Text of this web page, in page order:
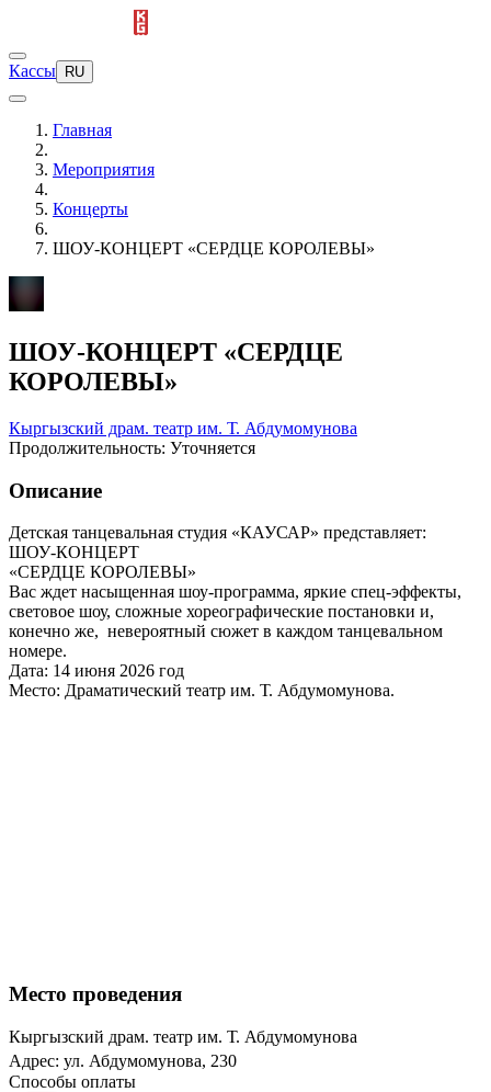
Кассы RU
Главная
Мероприятия
Концерты
ШОУ-КОНЦЕРТ «СЕРДЦЕ КОРОЛЕВЫ»
ШОУ-КОНЦЕРТ «СЕРДЦЕ
КОРОЛЕВЫ»
Кыргызский драм. театр им. Т. Абдумомунова
Продолжительность: Уточняется
Описание
Детская танцевальная студия «КАУСАР» представляет:
ШОУ-КОНЦЕРТ
«СЕРДЦЕ КОРОЛЕВЫ»
Вас ждет насыщенная шоу-программа, яркие спец-эффекты,
световое шоу, сложные хореографические постановки и,
конечно же, невероятный сюжет в каждом танцевальном
номере.
Дата: 14 июня 2026 год
Место: Драматический театр им. Т. Абдумомунова.
Место проведения
Кыргызский драм. театр им. Т. Абдумомунова
Адрес: ул. Абдумомунова, 230
Способы оплаты